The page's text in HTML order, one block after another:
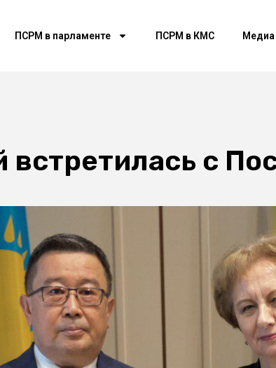
ПСРМ в парламенте ПСРМ в КМС Медиа
с